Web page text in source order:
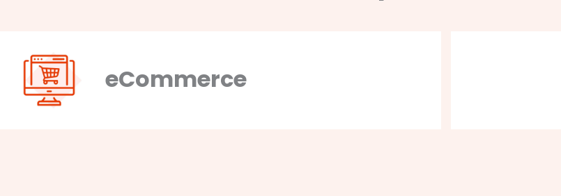
eCommerce